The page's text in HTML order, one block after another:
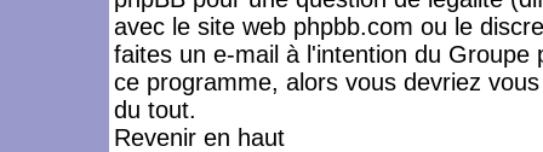
avec le site web phpbb.com ou le
faites un e-mail à l'intention du
ce programme, alors vous devriez
du tout.
Revenir en haut